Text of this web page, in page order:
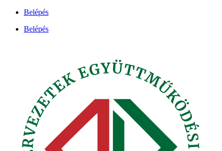
Ugrás
tartalomhoz
Belépés
Belépés